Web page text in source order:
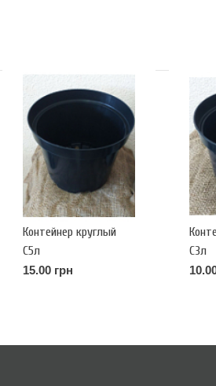
Контейнер круглый
С5л
15.00 грн
С3л